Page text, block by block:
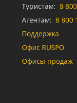
Туристам: 8
Агентам: 8 800
Поддержка
Офис RUSPO
Офисы продаж